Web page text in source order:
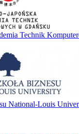
Technik
National-Louis